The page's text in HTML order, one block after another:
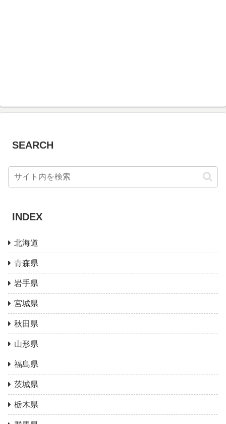
SEARCH
INDEX
北海道
青森県
岩手県
宮城県
秋田県
山形県
福島県
茨城県
栃木県